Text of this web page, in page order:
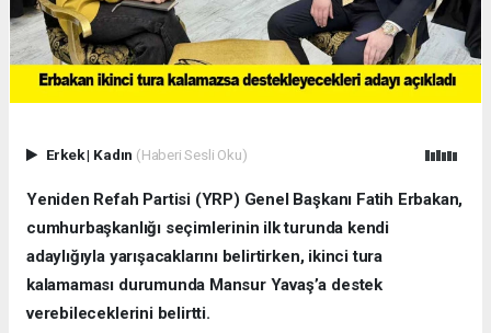
Erkek| Kadın (Haberi Sesli Oku)
Yeniden Refah Partisi (YRP) Genel Başkanı Fatih Erbakan,
cumhurbaşkanlığı seçimlerinin ilk turunda kendi
adaylığıyla yarışacaklarını belirtirken, ikinci tura
kalamaması durumunda Mansur Yavaş’a destek
verebileceklerini belirtti.